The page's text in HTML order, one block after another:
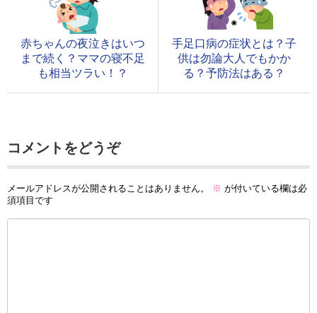
赤ちゃんの夜泣きはいつ
まで続く？ママの寝不足
も相当ツラい！？
手足口病の症状とは？子
供は勿論大人でもかか
る？予防法はある？
コメントをどうぞ
メールアドレスが公開されることはありません。 ※ が付いている欄は必
須項目です